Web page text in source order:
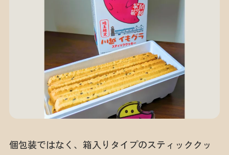
個包装ではなく、箱入りタイプのスティッククッ